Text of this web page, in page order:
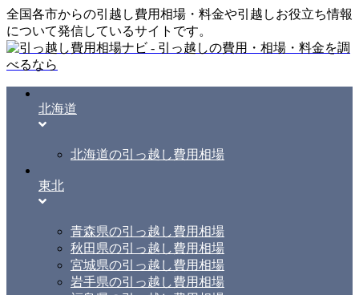
全国各市からの引越し費用相場・料金や引越しお役立ち情報
について発信しているサイトです。
北海道
北海道の引っ越し費用相場
東北
青森県の引っ越し費用相場
秋田県の引っ越し費用相場
宮城県の引っ越し費用相場
岩手県の引っ越し費用相場